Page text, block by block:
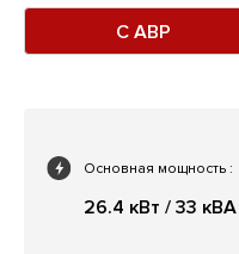
С АВР
Основная мощность :
26.4 кВт / 33 кВА